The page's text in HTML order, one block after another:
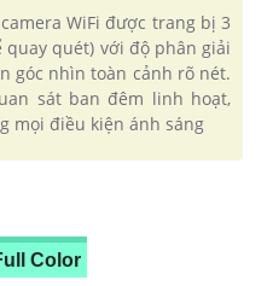
camera WiFi được trang bị 3
quay quét) với độ phân giải
góc nhìn toàn cảnh rõ nét.
sát ban đêm linh hoạt,
mọi điều kiện ánh sáng
Color